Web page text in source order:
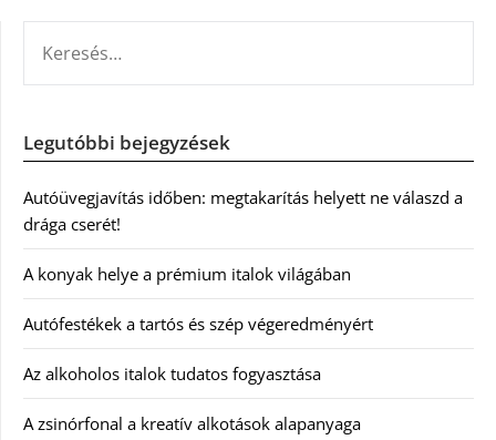
Legutóbbi bejegyzések
Autóüvegjavítás időben: megtakarítás helyett ne válaszd a
drága cserét!
A konyak helye a prémium italok világában
Autófestékek a tartós és szép végeredményért
Az alkoholos italok tudatos fogyasztása
A zsinórfonal a kreatív alkotások alapanyaga